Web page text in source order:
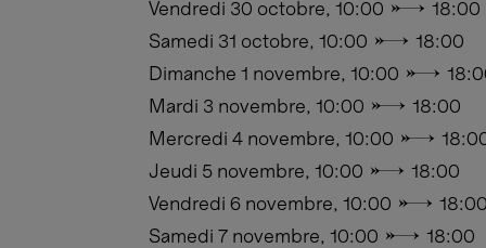
Vendredi 30 octobre, 10:00 → 18:00
Samedi 31 octobre, 10:00 → 18:00
Dimanche 1 novembre, 10:00 →
Mardi 3 novembre, 10:00 → 18:00
Mercredi 4 novembre, 10:00 →
Jeudi 5 novembre, 10:00 → 18:00
Vendredi 6 novembre, 10:00 → 18:00
Samedi 7 novembre, 10:00 → 18:00